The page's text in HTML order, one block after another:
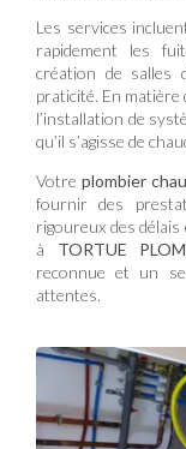
Les services
rapidement les
création de salles
praticité. En matière
l’installation de
qu’il s’agisse de
Votreplombier
fournir des
rigoureux des délais
à TORTUE
reconnue et un
attentes.